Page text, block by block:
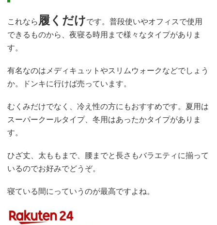
これなら 履くだけです。普段使いやオフィスで使用
できるものから、夜寝る時用まで様々なタイプがありま
す。
有名なのはメディキュットやスリムウォークなどでしょう
か。ドンキに行けば売っています。
むくみだけでなく、冷え性の方にもおすすめです。夏用は
スーパークールタイプ、冬用はあったかタイプがありま
す。
ひざ丈、太ももまで、腰までと長さもバラエティに揃って
いるのでお好みでどうぞ。
寝ている間にっていうのが最高ですよね。